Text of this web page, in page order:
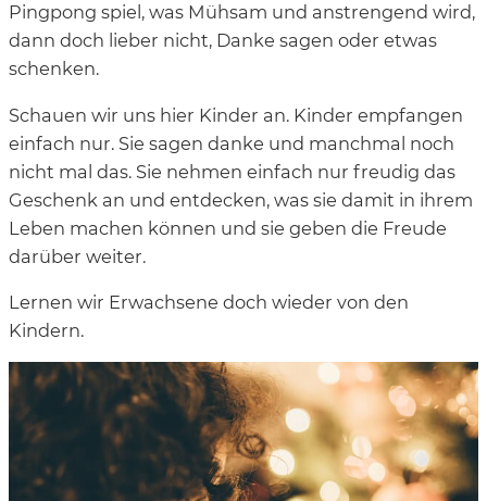
Pingpong spiel, was Mühsam und anstrengend wird,
dann doch lieber nicht, Danke sagen oder etwas
schenken.
Schauen wir uns hier Kinder an. Kinder empfangen
einfach nur. Sie sagen danke und manchmal noch
nicht mal das. Sie nehmen einfach nur freudig das
Geschenk an und entdecken, was sie damit in ihrem
Leben machen können und sie geben die Freude
darüber weiter.
Lernen wir Erwachsene doch wieder von den
Kindern.